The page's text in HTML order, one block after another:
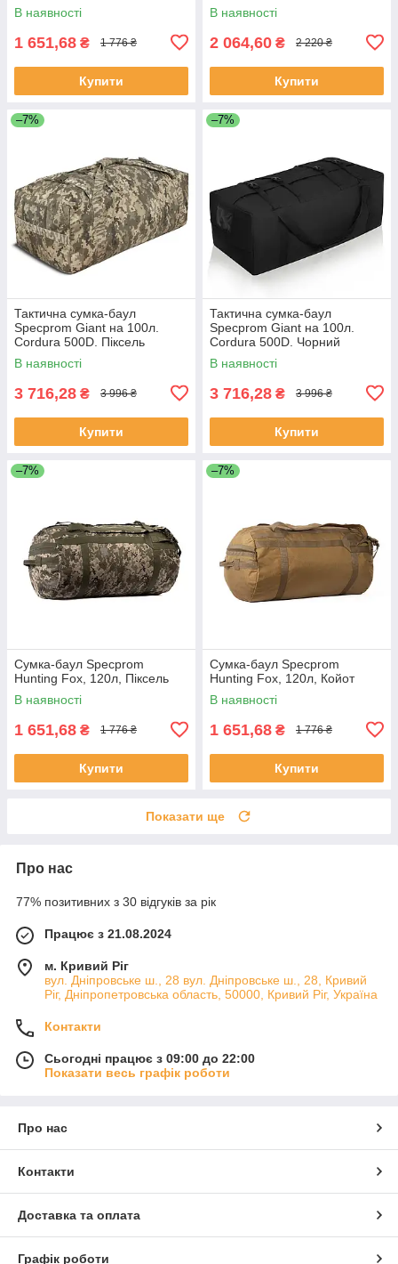
В наявності
1 651,68 ₴ 1 776 ₴
Купити
В наявності
2 064,60 ₴ 2 220 ₴
Купити
–7%
Тактична сумка-баул
Specprom Giant на 100л.
Cordura 500D. Піксель
В наявності
3 716,28 ₴ 3 996 ₴
Купити
–7%
Тактична сумка-баул
Specprom Giant на 100л.
Cordura 500D. Чорний
В наявності
3 716,28 ₴ 3 996 ₴
Купити
–7%
Сумка-баул Specprom
Hunting Fox, 120л, Піксель
В наявності
1 651,68 ₴ 1 776 ₴
Купити
–7%
Сумка-баул Specprom
Hunting Fox, 120л, Койот
В наявності
1 651,68 ₴ 1 776 ₴
Купити
Показати ще
Про нас
77% позитивних з 30 відгуків за рік
Працює з 21.08.2024
м. Кривий Ріг
вул. Дніпровське ш., 28 вул. Дніпровське ш., 28, Кривий
Ріг, Дніпропетровська область, 50000, Кривий Ріг, Україна
Контакти
Сьогодні працює з 09:00 до 22:00
Показати весь графік роботи
Про нас
Контакти
Доставка та оплата
Графік роботи